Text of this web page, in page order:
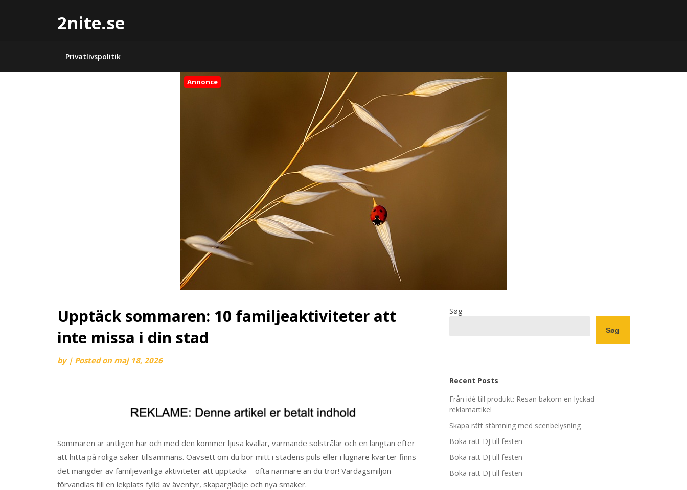
2nite.se
Privatlivspolitik
Annonce
Upptäck sommaren: 10 familjeaktiviteter att
inte missa i din stad
by | Posted on maj 18, 2026
Sommaren är äntligen här och med den kommer ljusa kvällar, värmande solstrålar och en längtan efter
att hitta på roliga saker tillsammans. Oavsett om du bor mitt i stadens puls eller i lugnare kvarter finns
det mängder av familjevänliga aktiviteter att upptäcka – ofta närmare än du tror! Vardagsmiljön
förvandlas till en lekplats fylld av äventyr, skaparglädje och nya smaker.
Søg
Søg
Recent Posts
Från idé till produkt: Resan bakom en lyckad
reklamartikel
Skapa rätt stämning med scenbelysning
Boka rätt DJ till festen
Boka rätt DJ till festen
Boka rätt DJ till festen